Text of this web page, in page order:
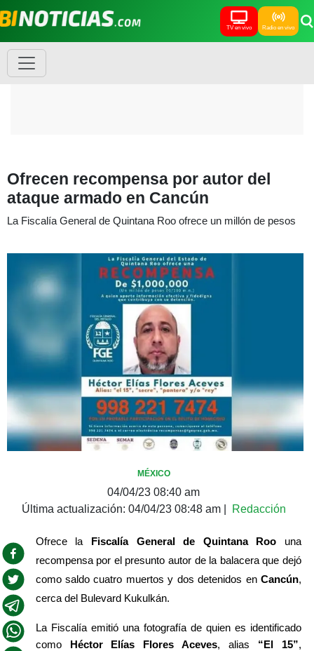
TV en vivo Radio en vivo
Ofrecen recompensa por autor del
ataque armado en Cancún
La Fiscalía General de Quintana Roo ofrece un millón de pesos
MÉXICO
04/04/23 08:40 am
Última actualización: 04/04/23 08:48 am| Redacción
Ofrece la Fiscalía General de Quintana Roo una
recompensa por el presunto autor de la balacera que dejó
como saldo cuatro muertos y dos detenidos en Cancún,
cerca del Bulevard Kukulkán.
La Fiscalía emitió una fotografía de quien es identificado
como
Héctor Elías Flores Aceves, alias “El 15”